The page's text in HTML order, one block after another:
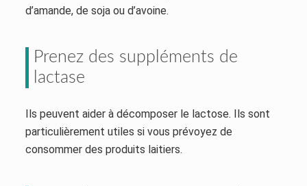
d’amande, de soja ou d’avoine.
Prenez des suppléments de
lactase
Ils peuvent aider à décomposer le lactose. Ils sont
particulièrement utiles si vous prévoyez de
consommer des produits laitiers.